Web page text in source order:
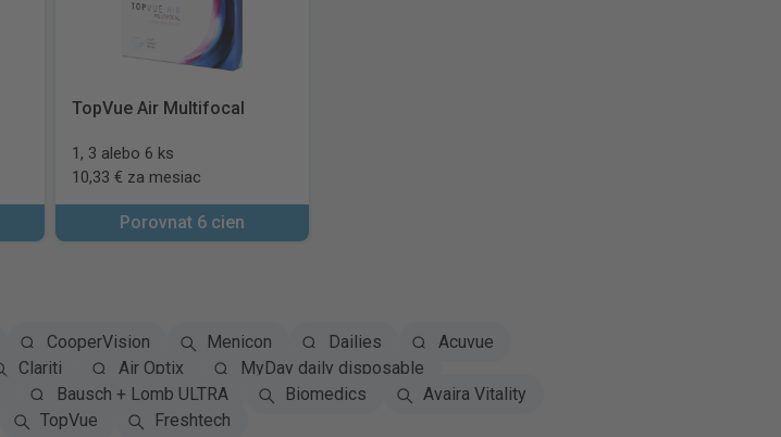
TopVue Air Multifocal
1, 3 alebo 6 ks
10,33 € za mesiac
Porovnat 6 cien
CooperVision Menicon Dailies
Acuvue
Clariti Air Optix
MyDay daily disposable
Bausch + Lomb ULTRA Biomedics
Avaira Vitality
TopVue Freshtech